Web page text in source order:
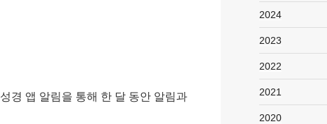
성경 앱 알림을 통해 한 달 동안 알림과
2024
2023
2022
2021
2020